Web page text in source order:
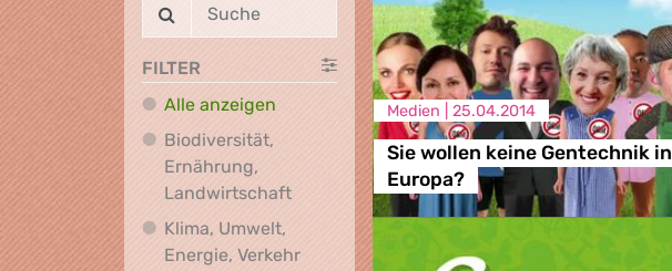
FILTER
Alle anzeigen
Biodiversität,
Ernährung,
LandwirtschaftBiodiversität, Ernährung, Landwirtschaft
Klima, Umwelt,
Energie, VerkehrKlima, Umwelt, Energie, Verkehr
Medien | 25.04.2014
Sie wollen keine Gentechnik in
Europa?